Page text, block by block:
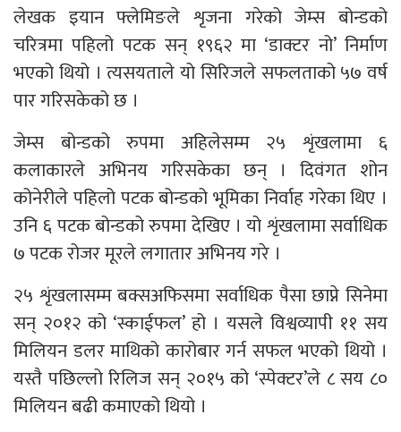
लेखक इयान फ्लेमिङले शृजना गरेको जेम्स बोन्डको
चरित्रमा पहिलो पटक सन् १९६२ मा ‘डाक्टर नो’ निर्माण
भएको थियो । त्यसयताले यो सिरिजले सफलताको ५७ वर्ष
पार गरिसकेको छ ।
जेम्स बोन्डको रुपमा अहिलेसम्म २५ शृंखलामा ६
कलाकारले अभिनय गरिसकेका छन् । दिवंगत शोन
कोनेरीले पहिलो पटक बोन्डको भूमिका निर्वाह गरेका थिए ।
उनि ६ पटक बोन्डको रुपमा देखिए । यो शृंखलामा सर्वाधिक
७ पटक रोजर मूरले लगातार अभिनय गरे ।
२५ शृंखलासम्म बक्सअफिसमा सर्वाधिक पैसा छाप्ने सिनेमा
सन् २०१२ को ‘स्काईफल’ हो । यसले विश्वव्यापी ११ सय
मिलियन डलर माथिको कारोबार गर्न सफल भएको थियो ।
यस्तै पछिल्लो रिलिज सन् २०१५ को ‘स्पेक्टर’ले ८ सय ८०
मिलियन बढी कमाएको थियो ।